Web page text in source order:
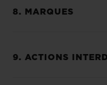
8. MARQUES
9. ACTIONS